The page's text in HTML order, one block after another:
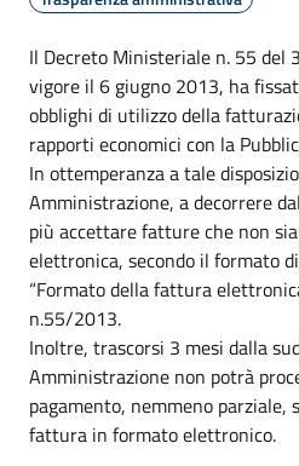
Il Decreto Ministeriale n. 55 del
vigore il 6 giugno 2013, ha
obblighi di utilizzo della
rapporti economici con la
In ottemperanza a tale
Amministrazione, a decorrere
più accettare fatture che non
elettronica, secondo il formato
“Formato della fattura
n.55/2013.
Inoltre, trascorsi 3 mesi dalla
Amministrazione non potrà
pagamento, nemmeno parziale,
fattura in formato elettronico.